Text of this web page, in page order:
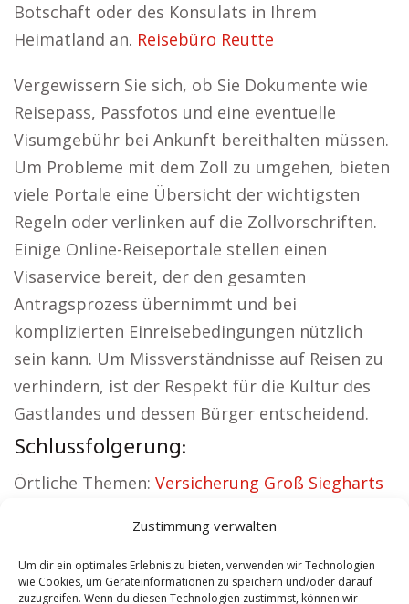
Zustimmung verwalten
Um dir ein optimales Erlebnis zu bieten, verwenden wir Technologien
wie Cookies, um Geräteinformationen zu speichern und/oder darauf
zuzugreifen. Wenn du diesen Technologien zustimmst, können wir
Botschaft oder des Konsulats in Ihrem
Heimatland an. Reisebüro Reutte
Vergewissern Sie sich, ob Sie Dokumente wie
Reisepass, Passfotos und eine eventuelle
Visumgebühr bei Ankunft bereithalten müssen.
Um Probleme mit dem Zoll zu umgehen, bieten
viele Portale eine Übersicht der wichtigsten
Regeln oder verlinken auf die Zollvorschriften.
Einige Online-Reiseportale stellen einen
Visaservice bereit, der den gesamten
Antragsprozess übernimmt und bei
komplizierten Einreisebedingungen nützlich
sein kann. Um Missverständnisse auf Reisen zu
verhindern, ist der Respekt für die Kultur des
Gastlandes und dessen Bürger entscheidend.
Schlussfolgerung:
Örtliche Themen: Versicherung Groß Siegharts
|Reisebüro Groß Siegharts
Versicherung Groß Siegharts|Hauskauf Groß
Siegharts